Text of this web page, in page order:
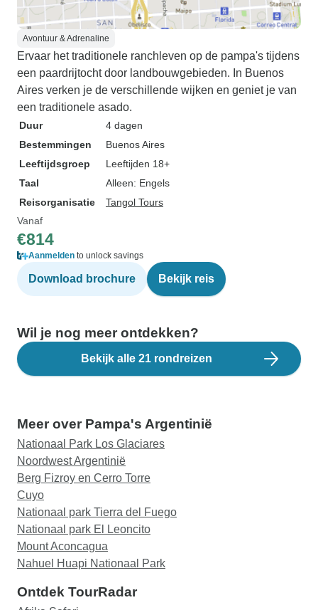
Avontuur & Adrenaline
Ervaar het traditionele ranchleven op de pampa's tijdens
een paardrijtocht door landbouwgebieden. In Buenos
Aires verken je de verschillende wijken en geniet je van
een traditionele asado.
Duur
4 dagen
Bestemmingen
Buenos Aires
Leeftijdsgroep
Leeftijden 18+
Taal
Alleen: Engels
Reisorganisatie
Tangol Tours
Vanaf
€814
Aanmelden to unlock savings
Download brochure Bekijk reis
Wil je nog meer ontdekken?
Bekijk alle 21 rondreizen
Meer over Pampa's Argentinië
Nationaal Park Los Glaciares
Noordwest Argentinië
Berg Fizroy en Cerro Torre
Cuyo
Nationaal park Tierra del Fuego
Nationaal park El Leoncito
Mount Aconcagua
Nahuel Huapi Nationaal Park
Ontdek TourRadar